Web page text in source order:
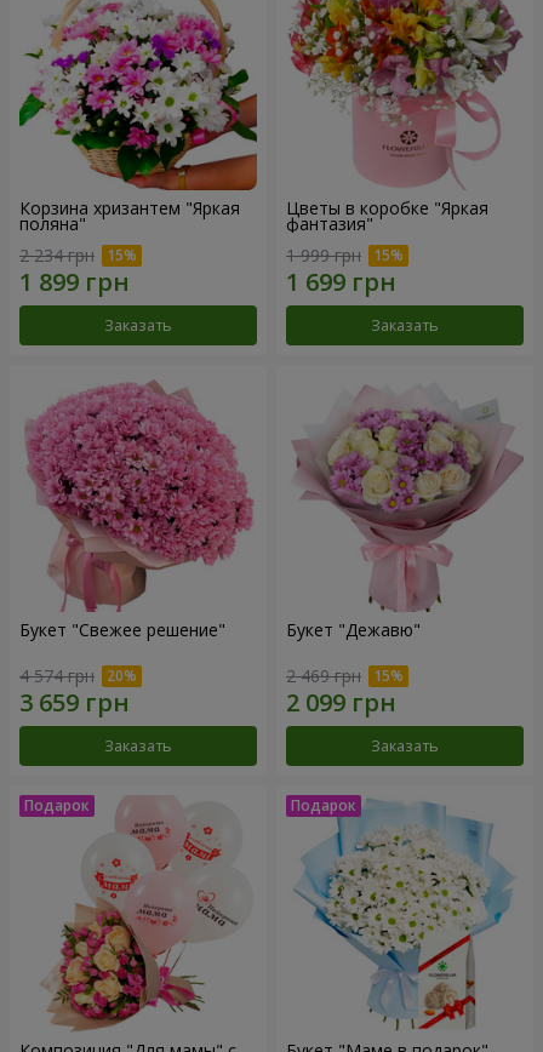
Корзина хризантем "Яркая
поляна"
2 234 грн
Заказать
Цветы в коробке "Яркая
фантазия"
1 999 грн
Заказать
Букет "Свежее решение"
4 574 грн
Заказать
Букет "Дежавю"
2 469 грн
Заказать